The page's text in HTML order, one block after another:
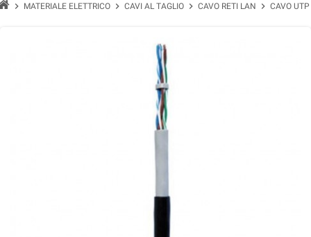
chevron_right MATERIALE ELETTRICO chevron_right CAVI AL TAGLIO chevron_right CAVO RETI LAN chevron_right CAVO